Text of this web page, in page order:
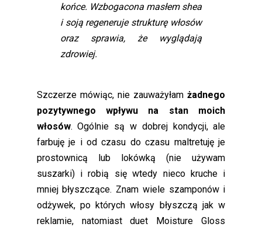
końce. Wzbogacona masłem shea
i soją regeneruje strukturę włosów
oraz sprawia, że wyglądają
zdrowiej.
Szczerze mówiąc, nie zauważyłamżadnego
pozytywnego wpływu na stan moich
włosów. Ogólnie są w dobrej kondycji, ale
farbuję je i od czasu do czasu maltretuję je
prostownicą lub lokówką (nie używam
suszarki) i robią się wtedy nieco kruche i
mniej błyszczące. Znam wiele szamponów i
odżywek, po których włosy błyszczą jak w
reklamie, natomiast duet Moisture Gloss